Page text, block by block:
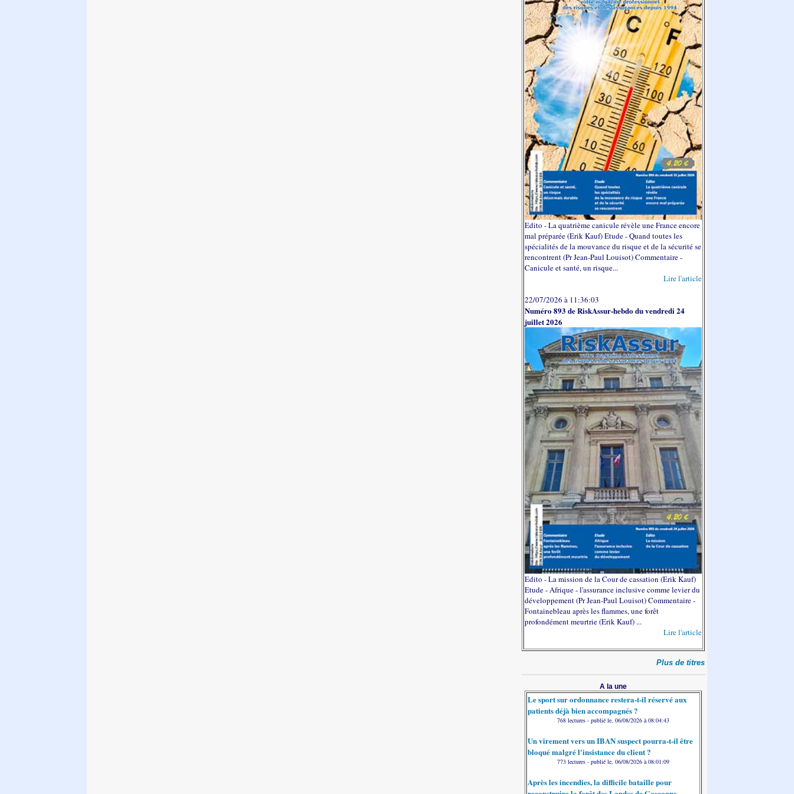
Edito - La quatrième canicule révèle une France encore
mal préparée (Erik Kauf) Etude - Quand toutes les
spécialités de la mouvance du risque et de la sécurité se
rencontrent (Pr Jean-Paul Louisot) Commentaire -
Canicule et santé, un risque...
Lire l'article
22/07/2026 à 11:36:03
Numéro 893 de RiskAssur-hebdo du vendredi 24
juillet 2026
Edito - La mission de la Cour de cassation (Erik Kauf)
Etude - Afrique - l'assurance inclusive comme levier du
développement (Pr Jean-Paul Louisot) Commentaire -
Fontainebleau après les flammes, une forêt
profondément meurtrie (Erik Kauf) ...
Lire l'article
Plus de titres
A la une
Le sport sur ordonnance restera-t-il réservé aux
patients déjà bien accompagnés ?
768 lectures - publié le, 06/08/2026 à 08:04:43
Un virement vers un IBAN suspect pourra-t-il être
bloqué malgré l'insistance du client ?
773 lectures - publié le, 06/08/2026 à 08:01:09
Après les incendies, la difficile bataille pour